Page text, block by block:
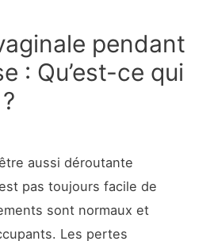
pendant
: Qu’est-ce qui
aussi déroutante
pas toujours facile de
sont normaux et
Les pertes